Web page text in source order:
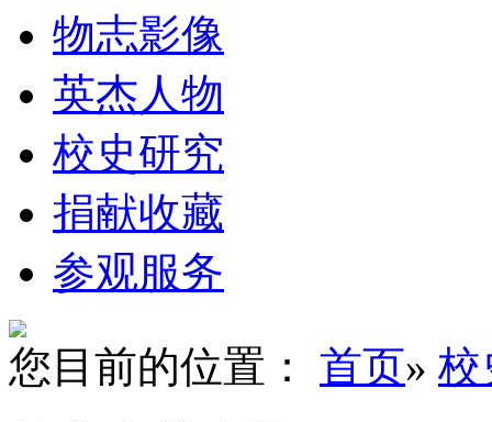
物志影像
英杰人物
校史研究
捐献收藏
参观服务
您目前的位置： 首页» 校